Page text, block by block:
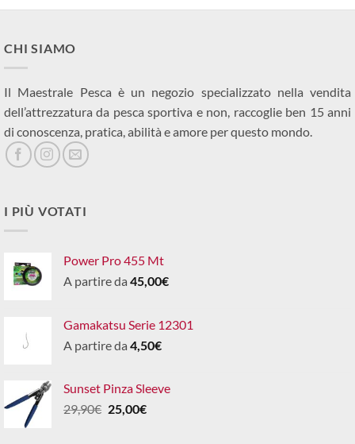
CHI SIAMO
Il Maestrale Pesca è un negozio specializzato nella vendita
dell’attrezzatura da pesca sportiva e non, raccoglie ben 15 anni
di conoscenza, pratica, abilità e amore per questo mondo.
I PIÙ VOTATI
Power Pro 455 Mt
A partire da 45,00€
Gamakatsu Serie 12301
A partire da 4,50€
Sunset Pinza Sleeve
29,90€ Il
25,00€Il